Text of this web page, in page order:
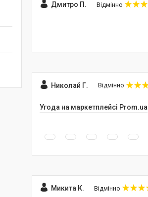
Дмитро П. Відмінно
Николай Г. Відмінно
Угода на маркетплейсі Prom.ua
Микита К. Відмінно